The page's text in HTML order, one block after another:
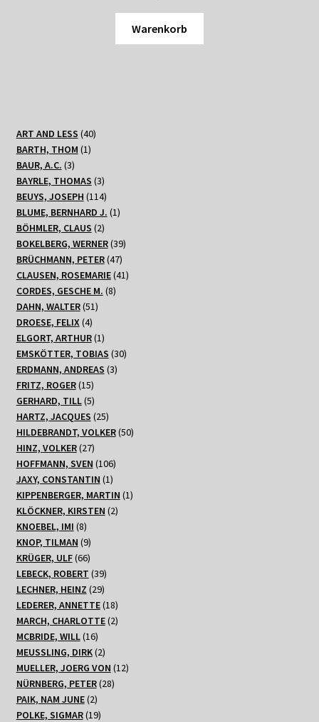
Warenkorb
ART AND LESS 4040
BARTH, THOM 11
BAUR, A.C. 33
Produkte
BAYRLE, THOMAS 33
Produkte
BEUYS, JOSEPH 114114
Produkte
BLUME, BERNHARD J. 11
BÖHMLER, CLAUS 22
Produkte
BOKELBERG, WERNER 3939
BRÜCHMANN, PETER 4747
Produkte
CLAUSEN, ROSEMARIE 4141
CORDES, GESCHE M. 88
DAHN, WALTER 5151
DROESE, FELIX 44
Produkte
ELGORT, ARTHUR 11
Produkt
EMSKÖTTER, TOBIAS 3030
ERDMANN, ANDREAS 33
FRITZ, ROGER 1515
Produkte
GERHARD, TILL 55
Produkte
HARTZ, JACQUES 2525
Produkte
HILDEBRANDT, VOLKER 5050
HINZ, VOLKER 2727
Produkte
HOFFMANN, SVEN 106106
Produkte
JAXY, CONSTANTIN 11
Produkt
KIPPENBERGER, MARTIN 11
KLÖCKNER, KIRSTEN 22
KNOEBEL, IMI 88
Produkte
KNOP, TILMAN 99
Produkte
KRÜGER, ULF 6666
Produkte
LEBECK, ROBERT 3939
Produkte
LECHNER, HEINZ 2929
Produkte
LEDERER, ANNETTE 1818
Produkte
MARCH, CHARLOTTE 22
MCBRIDE, WILL 1616
Produkte
MEUSSLING, DIRK 22
Produkte
MUELLER, JOERG VON 1212
NÜRNBERG, PETER 2828
PAIK, NAM JUNE 22
Produkte
POLKE, SIGMAR 1919